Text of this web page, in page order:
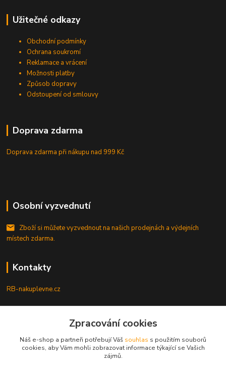
Užitečné odkazy
Obchodní podmínky
Ochrana soukromí
Reklamace a vrácení
Možnosti platby
Způsob dopravy
Odstoupení od smlouvy
Doprava zdarma
Doprava zdarma při nákupunad 999 Kč
Osobní vyzvednutí
Zboží si můžete vyzvednout na našich prodejnách a výdejních
místech zdarma.
Kontakty
RB-nakuplevne.cz
+420 222722421
info@rb-nakuplevne.cz
Zpracování cookies
Náš e-shop a partneři potřebují Váš souhlas s použitím souborů
cookies, aby Vám mohli zobrazovat informace týkající se Vašich
zájmů.